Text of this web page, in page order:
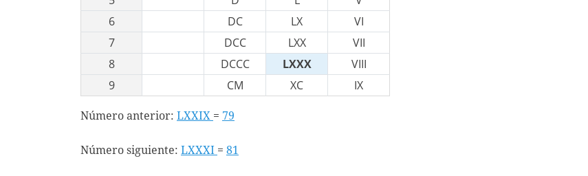
6
DC LX
VI
7
DCC LXX
VII
8
DCCC LXXX
VIII
9
CM XC IX
Número anterior: LXXIX = 79
Número siguiente: LXXXI = 81